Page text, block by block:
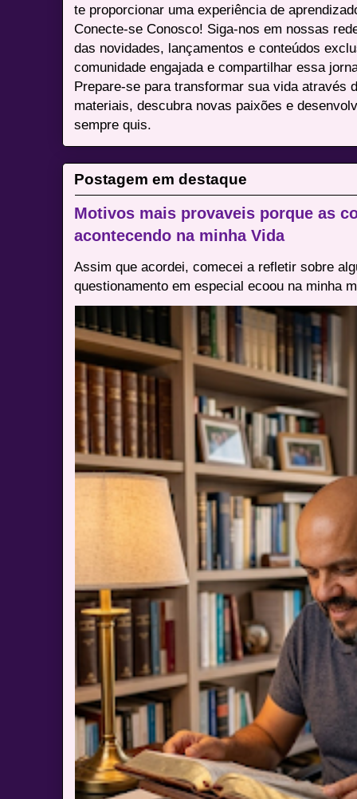
te proporcionar uma experiência de
Conecte-se Conosco! Siga-nos em nossas
das novidades, lançamentos e conteúdos
comunidade engajada e compartilhar essa
Prepare-se para transformar sua vida através
materiais, descubra novas paixões e
sempre quis.
Postagem em destaque
Motivos mais provaveis porque as
acontecendo na minha Vida
Assim que acordei, comecei a refletir sobre
questionamento em especial ecoou na minha